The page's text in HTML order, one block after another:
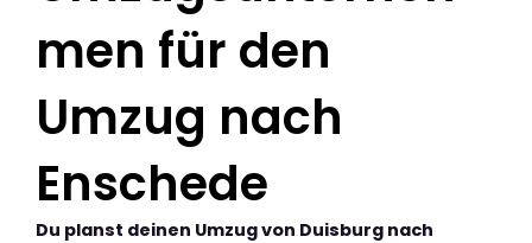
men für den
Umzug nach
Enschede
Du planst deinen Umzug von Duisburg nach